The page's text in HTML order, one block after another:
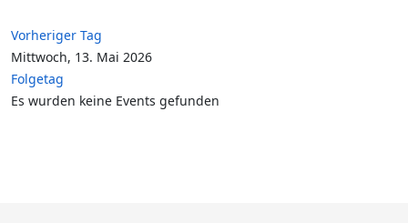
Vorheriger Tag
Mittwoch, 13. Mai 2026
Folgetag
Es wurden keine Events gefunden